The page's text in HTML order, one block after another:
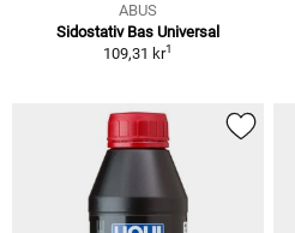
ABUS
Sidostativ Bas Universal
109,31 kr1